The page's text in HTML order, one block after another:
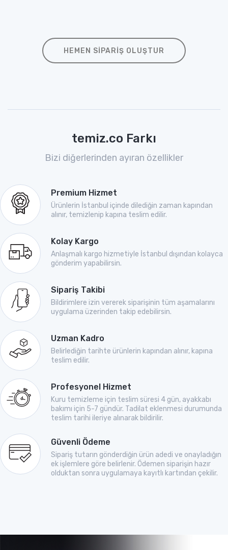
HEMEN SIPARIŞ OLUŞTUR
temiz.co Farkı
Bizi diğerlerinden ayıran özellikler
Premium Hizmet
Ürünlerin İstanbul içinde dilediğin zaman kapından
alınır, temizlenip kapına teslim edilir.
Kolay Kargo
Anlaşmalı kargo hizmetiyle İstanbul dışından kolayca
gönderim yapabilirsin.
Sipariş Takibi
Bildirimlere izin vererek siparişinin tüm aşamalarını
uygulama üzerinden takip edebilirsin.
Uzman Kadro
Belirlediğin tarihte ürünlerin kapından alınır, kapına
teslim edilir.
Profesyonel Hizmet
Kuru temizleme için teslim süresi 4 gün, ayakkabı
bakımı için 5-7 gündür. Tadilat eklenmesi durumunda
teslim tarihi ileriye alınarak bildirilir.
Güvenli Ödeme
Sipariş tutarın gönderdiğin ürün adedi ve onayladığın
ek işlemlere göre belirlenir. Ödemen siparişin hazır
olduktan sonra uygulamaya kayıtlı kartından çekilir.